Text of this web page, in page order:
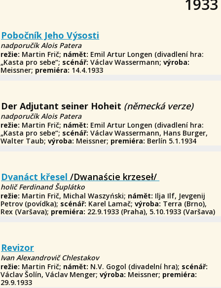
1933
Pobočník Jeho Výsosti
nadporučík Alois Patera
režie: Martin Frič; námět: Emil Artur Longen (divadlení hra:
„Kasta pro sebe“; scénář: Václav Wassermann;výroba:
Meissner; premiéra: 14.4.1933
Der Adjutant seiner Hoheit (německá verze)
nadporučík Alois Patera
režie: Martin Frič; námět: Emil Artur Longen (divadlení hra:
„Kasta pro sebe“; scénář: Václav Wassermann, Hans Burger,
Walter Taub;výroba: Meissner; premiéra: Berlín 5.1.1934
Dvanáct křesel/Dwanaście krzeseł/
holič Ferdinand Šuplátko
režie: Martin Frič, Michal Waszyński; námět: Ilja Ilf, Jevgenij
Petrov (povídka); scénář: Karel Lamač;výroba: Terra (Brno),
Rex (Varšava); premiéra: 22.9.1933 (Praha), 5.10.1933 (Varšava)
Revizor
Ivan Alexandrovič Chlestakov
režie: Martin Frič; námět: N.V. Gogol (divadelní hra); scénář:
Václav Šolín, Václav Menger;výroba: Meissner; premiéra:
29.9.1933